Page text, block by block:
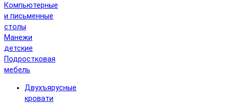
Компьютерные
и письменные
столы
Манежи
детские
Подростковая
мебель
Двухъярусные
кровати